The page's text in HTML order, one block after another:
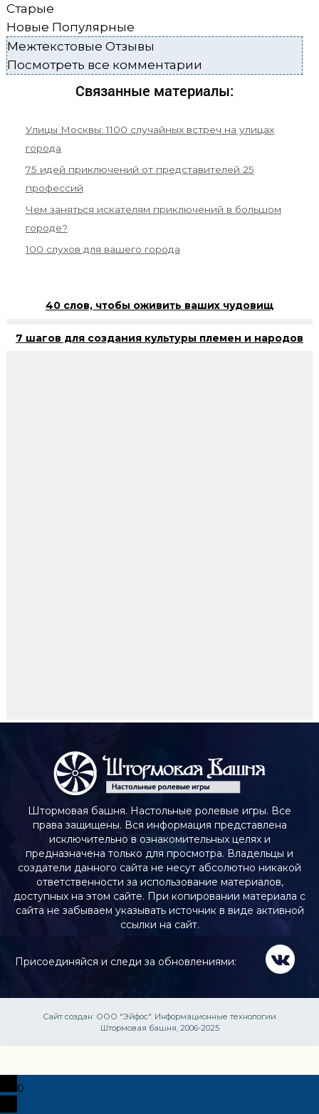
Старые
Новые Популярные
Межтекстовые Отзывы
Посмотреть все комментарии
Связанные материалы:
Улицы Москвы: 1100 случайных встреч на улицах
города
75 идей приключений от представителей 25
профессий
Чем заняться искателям приключений в большом
городе?
100 слухов для вашего города
40 слов, чтобы оживить ваших чудовищ
7 шагов для создания культуры племен и народов
Штормовая башня. Настольные ролевые игры. Все
права защищены. Вся информация представлена
исключительно в ознакомительных целях и
предназначена только для просмотра. Владельцы и
создатели данного сайта не несут абсолютно никакой
ответственности за использование материалов,
доступных на этом сайте. При копировании материала с
сайта не забываем указывать источник в виде активной
ссылки на сайт.
Присоединяйся и следи за обновлениями:
Сайт создан: ООО "Эйфос". Информационные технологии
Штормовая башня, 2006-2025
0